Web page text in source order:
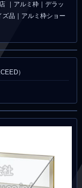
｜アルミ枠｜デラッ
品｜アルミ枠ショー
）